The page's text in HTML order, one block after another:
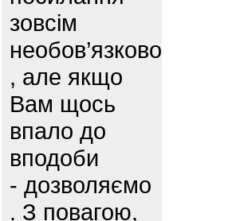
зовсім
необов’язково
, але якщо
Вам щось
впало до
вподоби
- дозволяємо
. З повагою,